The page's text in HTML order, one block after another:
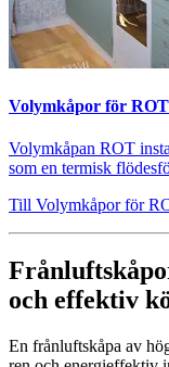
Volymkåpor för ROT
Volymkåpan ROT
som en termisk
Till Volymkåpor för
och effektiv
En frånluftskåpa av